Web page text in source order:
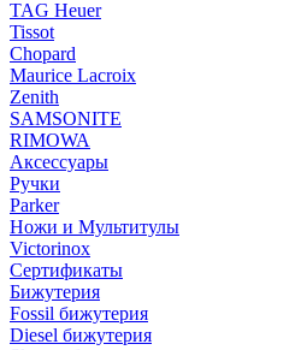
TAG Heuer
Tissot
Chopard
Maurice Lacroix
Zenith
SAMSONITE
RIMOWA
Аксессуары
Ручки
Parker
Ножи и Мультитулы
Victorinox
Сертификаты
Бижутерия
Fossil бижутерия
Diesel бижутерия